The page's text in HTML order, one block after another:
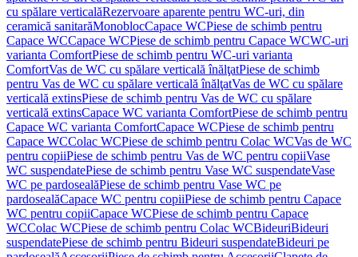
cu spălare verticalăRezervoare aparente pentru WC-uri, din
ceramică sanitarăMonoblocCapace WCPiese de schimb pentru
Capace WCCapace WCPiese de schimb pentru Capace WCWC-uri
varianta ComfortPiese de schimb pentru WC-uri varianta
ComfortVas de WC cu spălare verticală înălţatPiese de schimb
pentru Vas de WC cu spălare verticală înălţatVas de WC cu spălare
verticală extinsPiese de schimb pentru Vas de WC cu spălare
verticală extinsCapace WC varianta ComfortPiese de schimb pentru
Capace WC varianta ComfortCapace WCPiese de schimb pentru
Capace WCColac WCPiese de schimb pentru Colac WCVas de WC
pentru copiiPiese de schimb pentru Vas de WC pentru copiiVase
WC suspendatePiese de schimb pentru Vase WC suspendateVase
WC pe pardosealăPiese de schimb pentru Vase WC pe
pardosealăCapace WC pentru copiiPiese de schimb pentru Capace
WC pentru copiiCapace WCPiese de schimb pentru Capace
WCColac WCPiese de schimb pentru Colac WCBideuriBideuri
suspendatePiese de schimb pentru Bideuri suspendateBideuri pe